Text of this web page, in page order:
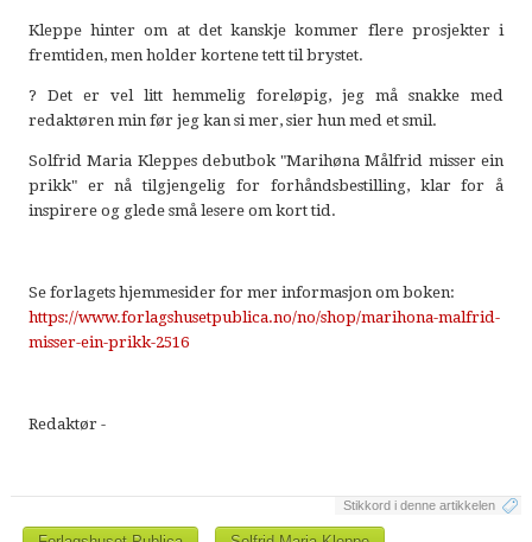
Kleppe hinter om at det kanskje kommer flere prosjekter i
fremtiden, men holder kortene tett til brystet.
? Det er vel litt hemmelig foreløpig, jeg må snakke med
redaktøren min før jeg kan si mer, sier hun med et smil.
Solfrid Maria Kleppes debutbok "Marihøna Målfrid misser ein
prikk" er nå tilgjengelig for forhåndsbestilling, klar for å
inspirere og glede små lesere om kort tid.
Se forlagets hjemmesider for mer informasjon om boken:
https://www.forlagshusetpublica.no/no/shop/marihona-malfrid-
misser-ein-prikk-2516
Redaktør -
Stikkord i denne artikkelen